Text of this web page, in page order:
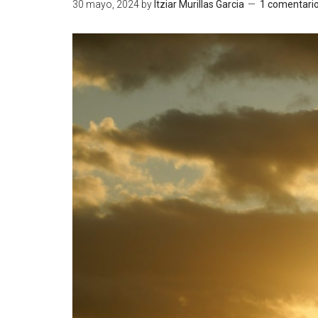
30 mayo, 2024 by Itziar Murillas Garcia 1